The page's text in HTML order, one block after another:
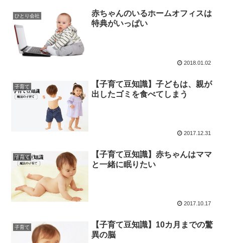
ひとり会社
赤ちゃんのいるホームオフィスは
特典がいっぱい
2018.01.02
子育て
【子育て豆知識】子どもは、親が
出したゴミを食べてしまう
2017.12.31
子育て
【子育て豆知識】赤ちゃんはママ
と一緒に眠りたい
2017.10.17
子育て
【子育て豆知識】10カ月までの驚
異の脳